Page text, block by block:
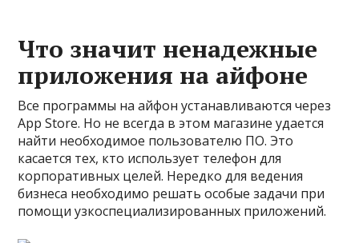
Что значит ненадежные
приложения на айфоне
Все программы на айфон устанавливаются через
App Store. Но не всегда в этом магазине удается
найти необходимое пользователю ПО. Это
касается тех, кто использует телефон для
корпоративных целей. Нередко для ведения
бизнеса необходимо решать особые задачи при
помощи узкоспециализированных приложений.